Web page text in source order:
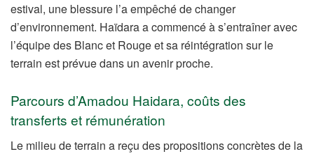
estival, une blessure l’a empêché de changer
d’environnement. Haïdara a commencé à s’entraîner avec
l’équipe des Blanc et Rouge et sa réintégration sur le
terrain est prévue dans un avenir proche.
Parcours d’Amadou Haidara, coûts des
transferts et rémunération
Le milieu de terrain a reçu des propositions concrètes de la